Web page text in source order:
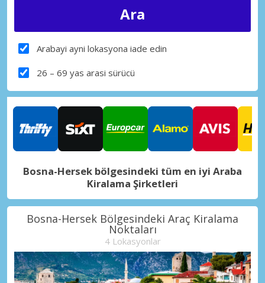
Arabayi ayni lokasyona iade edin
26 – 69 yas arasi sürücü
Bosna-Hersek bölgesindeki tüm en iyi Araba
Kiralama Şirketleri
Bosna-Hersek Bölgesindeki Araç Kiralama
Noktaları
4 Lokasyonlar